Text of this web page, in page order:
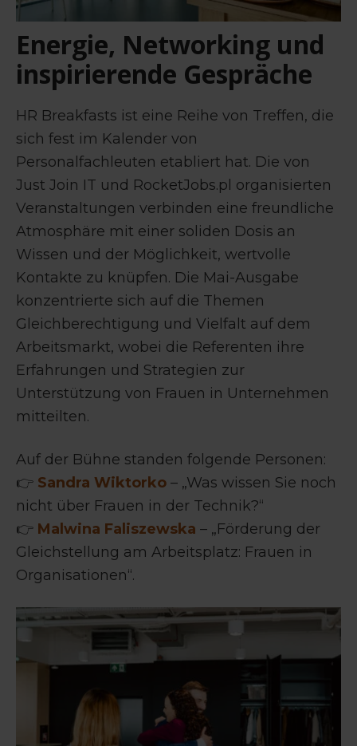
Energie, Networking und
inspirierende Gespräche
HR Breakfasts ist eine Reihe von Treffen, die
sich fest im Kalender von
Personalfachleuten etabliert hat. Die von
Just Join IT und RocketJobs.pl organisierten
Veranstaltungen verbinden eine freundliche
Atmosphäre mit einer soliden Dosis an
Wissen und der Möglichkeit, wertvolle
Kontakte zu knüpfen. Die Mai-Ausgabe
konzentrierte sich auf die Themen
Gleichberechtigung und Vielfalt auf dem
Arbeitsmarkt, wobei die Referenten ihre
Erfahrungen und Strategien zur
Unterstützung von Frauen in Unternehmen
mitteilten.
Auf der Bühne standen folgende Personen:
👉 Sandra Wiktorko – „Was wissen Sie noch
nicht über Frauen in der Technik?“
👉 Malwina Faliszewska – „Förderung der
Gleichstellung am Arbeitsplatz: Frauen in
Organisationen“.